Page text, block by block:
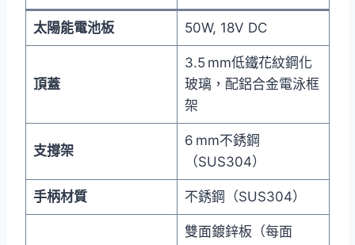
太陽能電池板 50W, 18V DC
頂蓋
3.5 mm低鐵花紋鋼化
玻璃，配鋁合金電泳框
架
支撐架
6 mm不銹鋼
（SUS304）
手柄材質 不銹鋼（SUS304）
雙面鍍鋅板（每面